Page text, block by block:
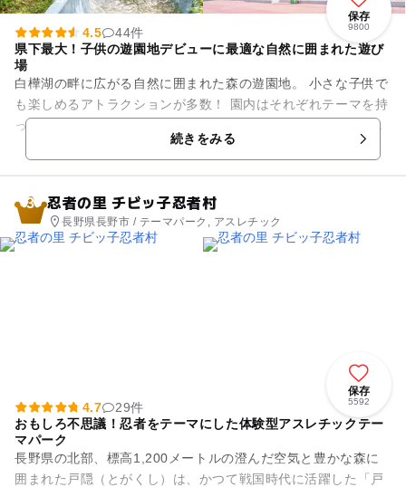
保存
9800
4.5
44件
県下最大！子供の遊園地デビューに最適な自然に囲まれた遊び
場
白樺湖の畔に広がる自然に囲まれた森の遊園地。 小さな子供で
も楽しめるアトラクションが多数！ 園内はそれぞれテーマを持
った以下のエリアに分かれており、白樺湖畔の自然を感じなが
続きをみる
3 忍者の里 チビッ子忍者村
長野県長野市 / テーマパーク, アスレチック
保存
5592
4.7
29件
おもしろ不思議！忍者をテーマにした体験型アスレチックテー
マパーク
長野県の北部、標高1,200メートルの澄んだ空気と豊かな森に
囲まれた戸隠（とがくし）は、かつて戦国時代に活躍した「戸